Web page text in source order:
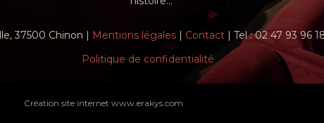
37500 Chinon | Mentions légales | Contact | Tel : 02 47 93 96
Politique de confidentialité
Création site internet www.erakys.com